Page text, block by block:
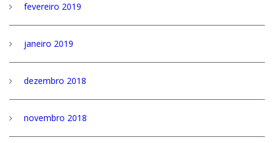
fevereiro 2019
janeiro 2019
dezembro 2018
novembro 2018